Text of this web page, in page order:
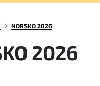
NORSKO 2026
2026